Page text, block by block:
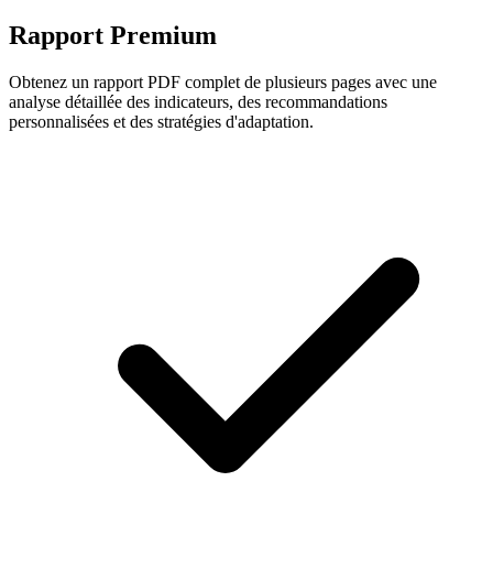
Rapport Premium
Obtenez un rapport PDF complet de plusieurs pages avec une
analyse détaillée des indicateurs, des recommandations
personnalisées et des stratégies d'adaptation.